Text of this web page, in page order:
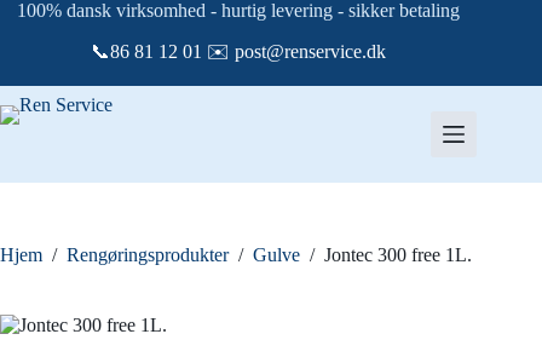
Fortsæt
100% dansk virksomhed - hurtig levering - sikker betaling
📞86 81 12 01 ✉️ post@renservice.dk
Hjem / Rengøringsprodukter / Gulve / Jontec 300 free 1L.